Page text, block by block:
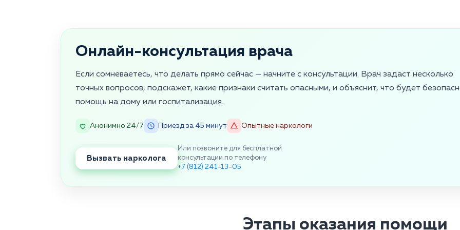
Онлайн-консультация врача
Если сомневаетесь, что делать прямо сейчас — начните с консультации. Врач задаст несколько
точных вопросов, подскажет, какие признаки считать опасными, и объяснит, что будет
помощь на дому или госпитализация.
Анонимно 24/7 Приезд за 45 минут Опытные наркологи
Вызвать нарколога
Или позвоните для бесплатной
консультации по телефону
+7 (812) 241-13-05
Этапы оказания помощи